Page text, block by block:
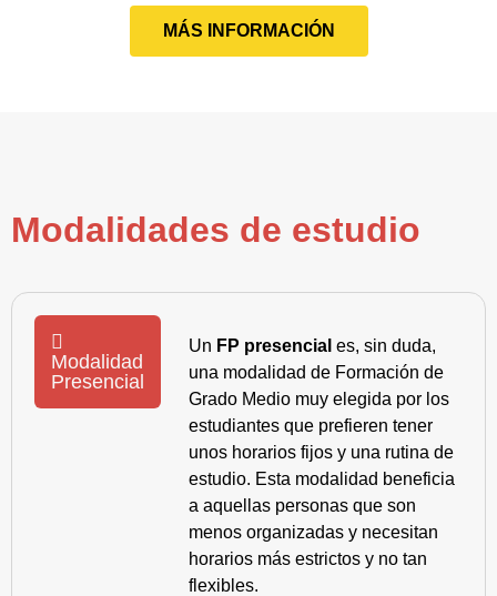
MÁS INFORMACIÓN
Modalidades de estudio
Modalidad
Presencial
Un FP presencial es, sin duda,
una modalidad de Formación de
Grado Medio muy elegida por los
estudiantes que prefieren tener
unos horarios fijos y una rutina de
estudio. Esta modalidad beneficia
a aquellas personas que son
menos organizadas y necesitan
horarios más estrictos y no tan
flexibles.